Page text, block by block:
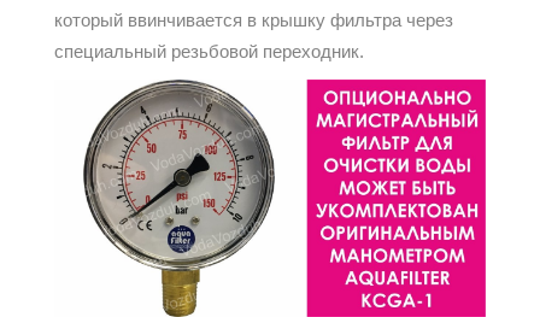
который ввинчивается в крышку фильтра через
специальный резьбовой переходник.